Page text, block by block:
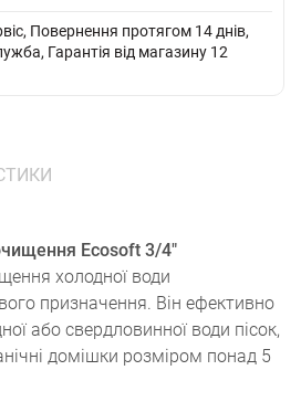
Повернення протягом 14 днів,
Гарантія від магазину 12
Ecosoft 3/4"
холодної води
призначення. Він ефективно
або свердловинної води пісок,
домішки розміром понад 5